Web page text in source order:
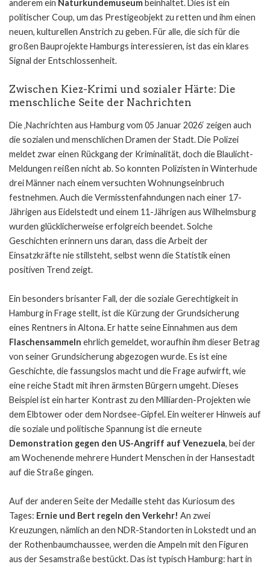
anderem ein Naturkundemuseumbeinhaltet. Dies ist ein
politischer Coup, um das Prestigeobjekt zu retten und ihm einen
neuen, kulturellen Anstrich zu geben. Für alle, die sich für die
großen Bauprojekte Hamburgs interessieren, ist das ein klares
Signal der Entschlossenheit.
Zwischen Kiez-Krimi und sozialer Härte: Die
menschliche Seite der Nachrichten
Die ‚Nachrichten aus Hamburg vom 05 Januar 2026‘ zeigen auch
die sozialen und menschlichen Dramen der Stadt. Die Polizei
meldet zwar einen Rückgang der Kriminalität, doch die Blaulicht-
Meldungen reißen nicht ab. So konnten Polizisten in Winterhude
drei Männer nach einem versuchten Wohnungseinbruch
festnehmen. Auch die Vermisstenfahndungen nach einer 17-
Jährigen aus Eidelstedt und einem 11-Jährigen aus Wilhelmsburg
wurden glücklicherweise erfolgreich beendet. Solche
Geschichten erinnern uns daran, dass die Arbeit der
Einsatzkräfte nie stillsteht, selbst wenn die Statistik einen
positiven Trend zeigt.
Ein besonders brisanter Fall, der die soziale Gerechtigkeit in
Hamburg in Frage stellt, ist die Kürzung der Grundsicherung
eines Rentners in Altona. Er hatte seine Einnahmen aus dem
Flaschensammeln ehrlich gemeldet, woraufhin ihm dieser Betrag
von seiner Grundsicherung abgezogen wurde. Es ist eine
Geschichte, die fassungslos macht und die Frage aufwirft, wie
eine reiche Stadt mit ihren ärmsten Bürgern umgeht. Dieses
Beispiel ist ein harter Kontrast zu den Milliarden-Projekten wie
dem Elbtower oder dem Nordsee-Gipfel. Ein weiterer Hinweis auf
die soziale und politische Spannung ist die erneute
Demonstration gegen den US-Angriff auf Venezuela, bei der
am Wochenende mehrere Hundert Menschen in der Hansestadt
auf die Straße gingen.
Auf der anderen Seite der Medaille steht das Kuriosum des
Tages: Ernie und Bert regeln den Verkehr! An zwei
Kreuzungen, nämlich an den NDR-Standorten in Lokstedt und an
der Rothenbaumchaussee, werden die Ampeln mit den Figuren
aus der Sesamstraße bestückt. Das ist typisch Hamburg: hart in